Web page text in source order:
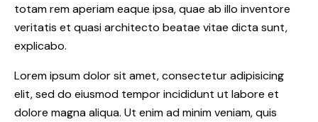
totam rem aperiam eaque ipsa, quae ab illo inventore
veritatis et quasi architecto beatae vitae dicta sunt,
explicabo.
Lorem ipsum dolor sit amet, consectetur adipisicing
elit, sed do eiusmod tempor incididunt ut labore et
dolore magna aliqua. Ut enim ad minim veniam, quis